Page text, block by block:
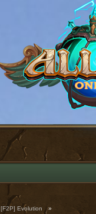
[F2P] Evolution »